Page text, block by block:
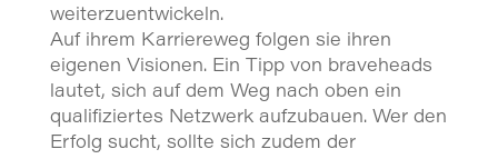
weiterzuentwickeln.
Auf ihrem Karriereweg folgen sie ihren
eigenen Visionen. Ein Tipp von braveheads
lautet, sich auf dem Weg nach oben ein
qualifiziertes Netzwerk aufzubauen. Wer den
Erfolg sucht, sollte sich zudem der